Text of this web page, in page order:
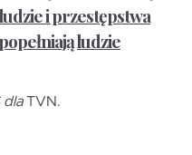
ludzie i przestępstwa
popełniają ludzie
dlaTVN.